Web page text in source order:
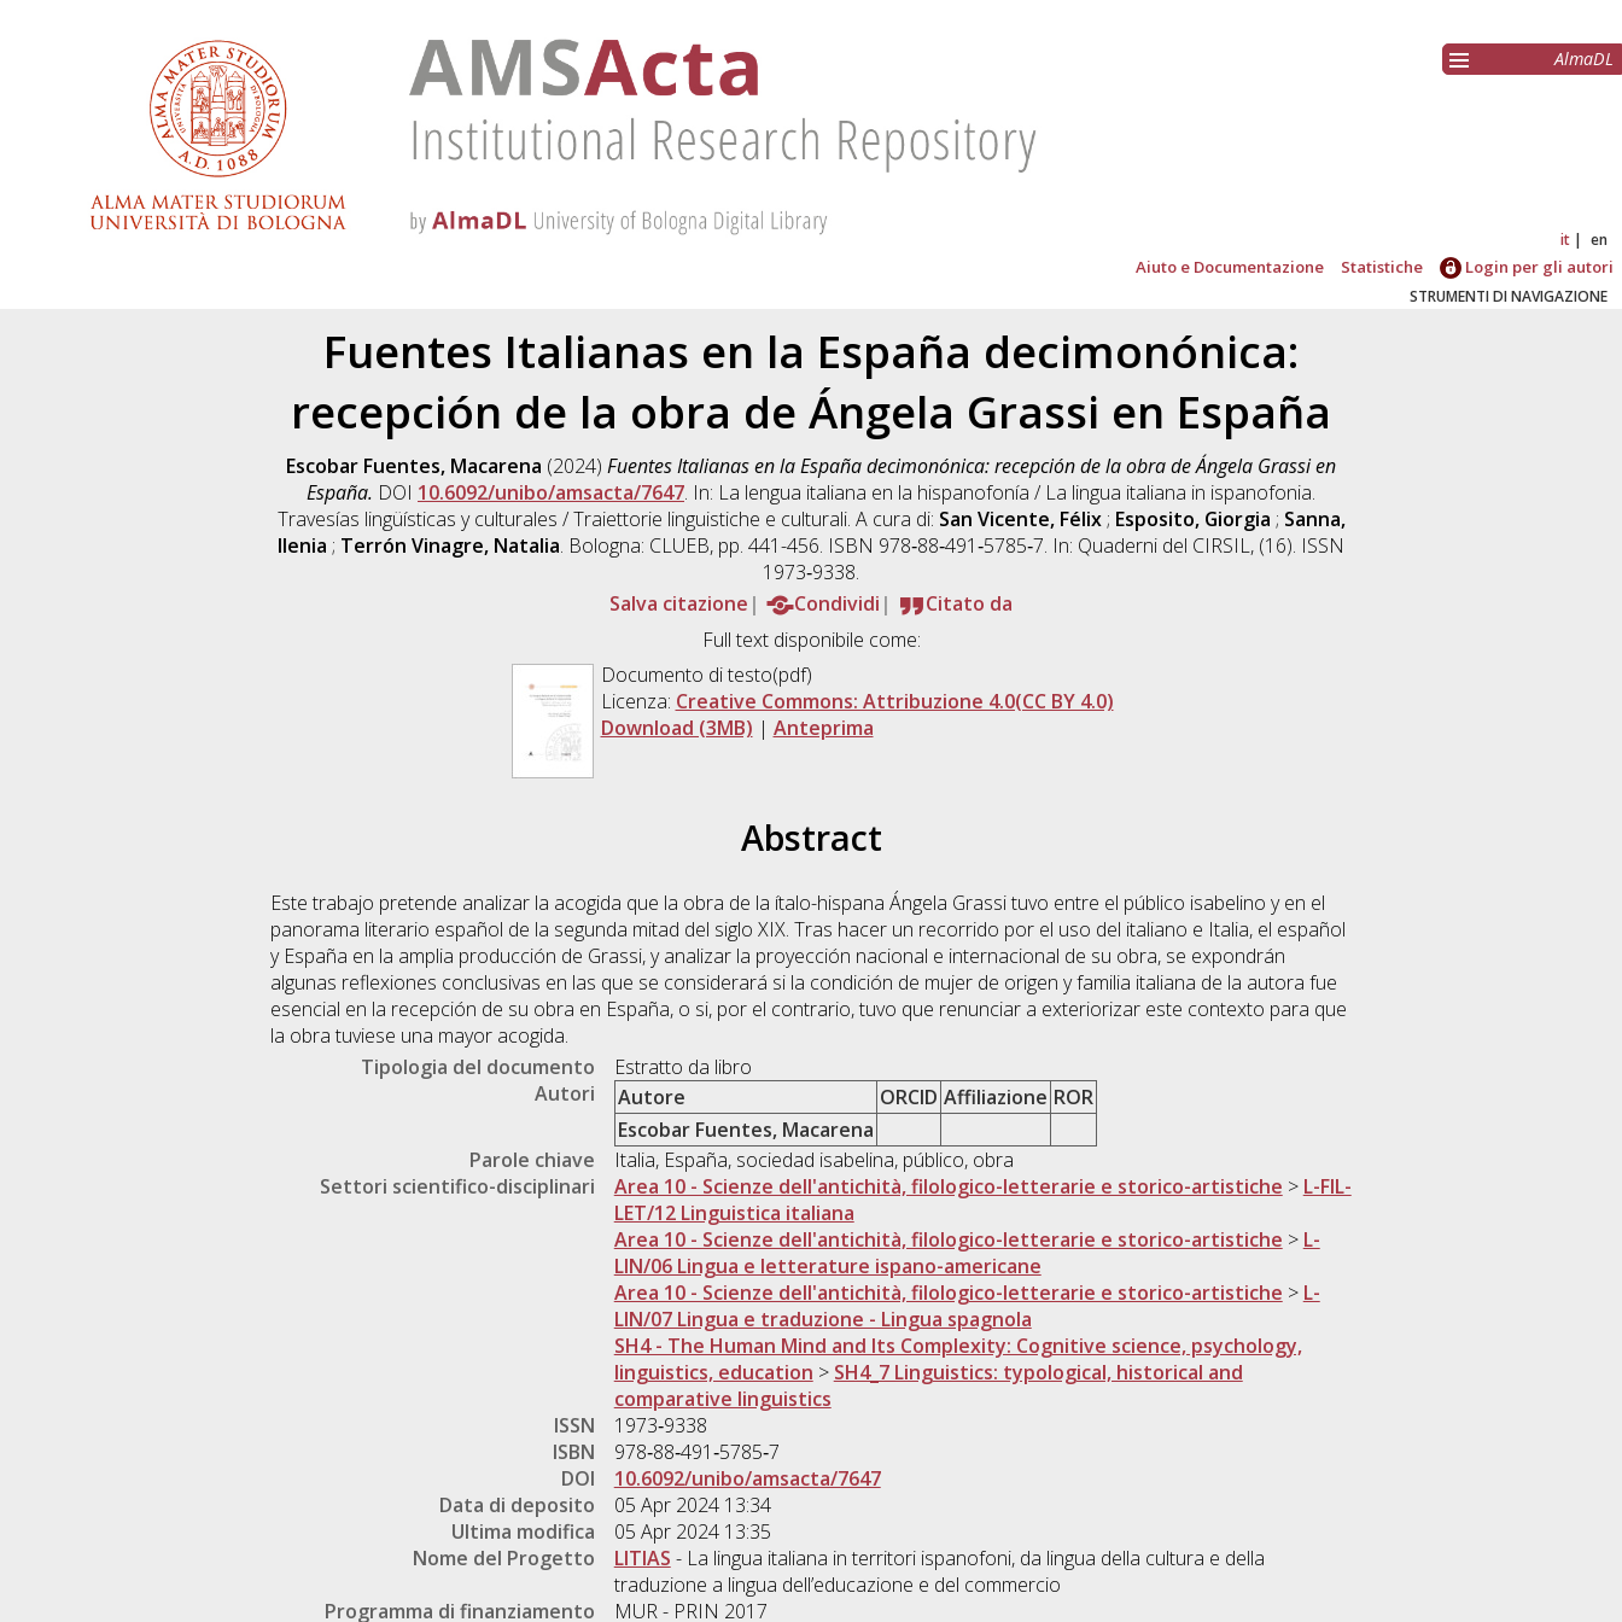
AlmaDL
it en
Aiuto e Documentazione Statistiche Login per gli autori
STRUMENTI DI NAVIGAZIONE
Fuentes Italianas en la España decimonónica:
recepción de la obra de Ángela Grassi en España
Escobar Fuentes, Macarena (2024) Fuentes Italianas en la España decimonónica: recepción de la obra de Ángela Grassi en
España. DOI 10.6092/unibo/amsacta/7647. In: La lengua italiana en la hispanofonía / La lingua italiana in ispanofonia.
Travesías lingüísticas y culturales / Traiettorie linguistiche e culturali. A cura di: San Vicente, Félix; Esposito, Giorgia ; Sanna,
Ilenia ; Terrón Vinagre, Natalia. Bologna: CLUEB, pp. 441-456. ISBN 978‐88‐491‐5785‐7. In: Quaderni del CIRSIL, (16). ISSN
1973‐9338.
Salva citazione
Condividi
Citato da
Full text disponibile come:
Documento di testo(pdf)
Licenza: Creative Commons: Attribuzione 4.0(CC BY 4.0)
Download (3MB) | Anteprima
Abstract
Este trabajo pretende analizar la acogida que la obra de la ítalo-hispana Ángela Grassi tuvo entre el público isabelino y en el
panorama literario español de la segunda mitad del siglo XIX. Tras hacer un recorrido por el uso del italiano e Italia, el español
y España en la amplia producción de Grassi, y analizar la proyección nacional e internacional de su obra, se expondrán
algunas reflexiones conclusivas en las que se considerará si la condición de mujer de origen y familia italiana de la autora fue
esencial en la recepción de su obra en España, o si, por el contrario, tuvo que renunciar a exteriorizar este contexto para que
la obra tuviese una mayor acogida.
Tipologia del documento
Estratto da libro
Autori
Autore ORCID Affiliazione ROR
Escobar Fuentes, Macarena
Parole chiave
Italia, España, sociedad isabelina, público, obra
Settori scientifico-disciplinari
Area 10 - Scienze dell'antichità, filologico-letterarie e storico-artistiche > L-FIL-
LET/12 Linguistica italiana
Area 10 - Scienze dell'antichità, filologico-letterarie e storico-artistiche > L-
LIN/06 Lingua e letterature ispano-americane
Area 10 - Scienze dell'antichità, filologico-letterarie e storico-artistiche > L-
LIN/07 Lingua e traduzione - Lingua spagnola
SH4 - The Human Mind and Its Complexity: Cognitive science, psychology,
linguistics, education > SH4_7 Linguistics: typological, historical and
comparative linguistics
ISSN
1973‐9338
ISBN
978‐88‐491‐5785‐7
DOI
10.6092/unibo/amsacta/7647
Data di deposito
05 Apr 2024 13:34
Ultima modifica
05 Apr 2024 13:35
Nome del Progetto
LITIAS - La lingua italiana in territori ispanofoni, da lingua della cultura e della
traduzione a lingua dell’educazione e del commercio
Programma di finanziamento
MUR - PRIN 2017